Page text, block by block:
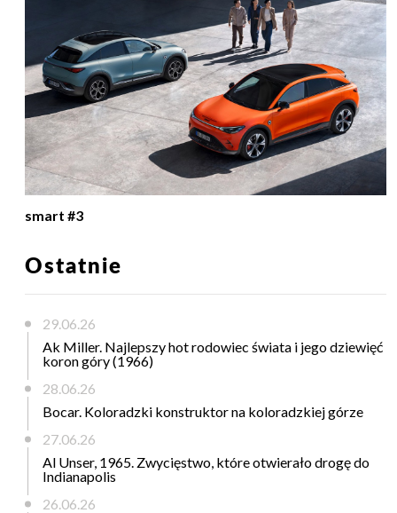
smart #3
Ostatnie
29.06.26
Ak Miller. Najlepszy hot rodowiec świata i jego dziewięć
koron góry (1966)
28.06.26
Bocar. Koloradzki konstruktor na koloradzkiej górze
27.06.26
Al Unser, 1965. Zwycięstwo, które otwierało drogę do
Indianapolis
26.06.26